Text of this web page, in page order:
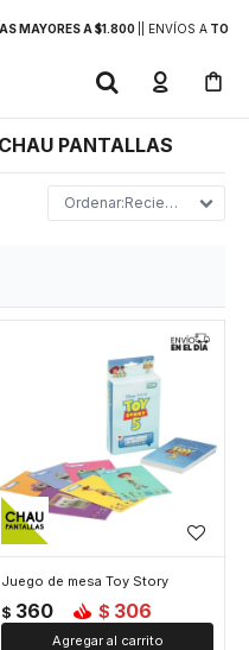
MAYORES A $1.800 | ENVÍOS ATODO
PANTALLAS
Recientes
Juego de mesa Toy Story
$ 360 $ 306